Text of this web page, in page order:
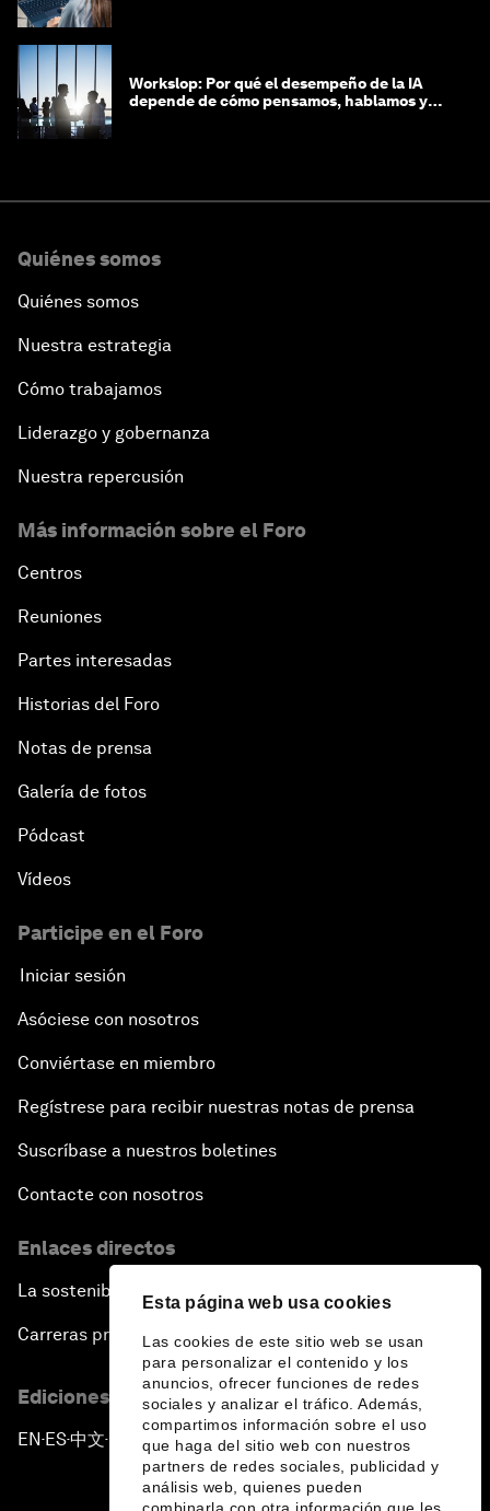
Esta página web usa cookies
Las cookies de este sitio web se usan
para personalizar el contenido y los
anuncios, ofrecer funciones de redes
sociales y analizar el tráfico. Además,
compartimos información sobre el uso
que haga del sitio web con nuestros
partners de redes sociales, publicidad y
análisis web, quienes pueden
Workslop: Por qué el desempeño de la IA
depende de cómo pensamos, hablamos y
Quiénes somos
Quiénes somos
Nuestra estrategia
Cómo trabajamos
Liderazgo y gobernanza
Nuestra repercusión
Más información sobre el Foro
Centros
Reuniones
Partes interesadas
Historias del Foro
Notas de prensa
Galería de fotos
Pódcast
Vídeos
Participe en el Foro
Iniciar sesión
Asóciese con nosotros
Conviértase en miembro
Regístrese para recibir nuestras notas de prensa
Suscríbase a nuestros boletines
Contacte con nosotros
Enlaces directos
La sostenibilidad en el Foro
Carreras profesionales
Ediciones en otros idiomas
EN ▪ES▪中文▪ 日本語